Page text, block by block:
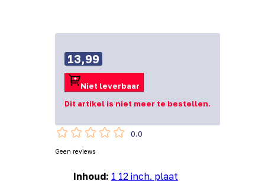
Inhoud: 1 12 inch. plaat
13,99
Niet leverbaar
Dit artikel is niet meer te bestellen.
0.0
Geen reviews